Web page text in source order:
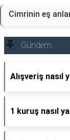
Cimrinin eş
Gündem
Alışveriş nasıl
1 kuruş nasıl